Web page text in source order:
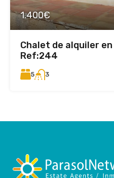
1.400€
Chalet de alquiler en
Ref:244
5 3